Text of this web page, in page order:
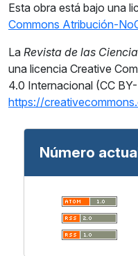
Esta obra está bajo una
Commons Atribución-
La Revista de las
una licencia Creative
4.0 Internacional (CC
https://
Número